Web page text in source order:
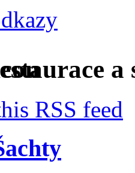
RSS feed